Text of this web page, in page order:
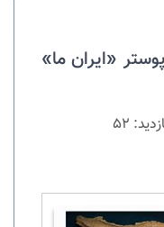
«اﯾﺮان ﻣﺎ»
52